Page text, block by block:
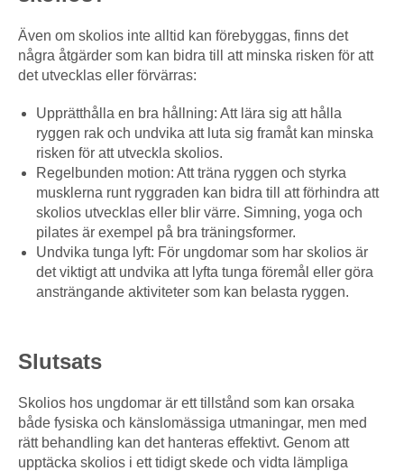
Även om skolios inte alltid kan förebyggas, finns det
några åtgärder som kan bidra till att minska risken för att
det utvecklas eller förvärras:
Upprätthålla en bra hållning: Att lära sig att hålla
ryggen rak och undvika att luta sig framåt kan minska
risken för att utveckla skolios.
Regelbunden motion: Att träna ryggen och styrka
musklerna runt ryggraden kan bidra till att förhindra att
skolios utvecklas eller blir värre. Simning, yoga och
pilates är exempel på bra träningsformer.
Undvika tunga lyft: För ungdomar som har skolios är
det viktigt att undvika att lyfta tunga föremål eller göra
ansträngande aktiviteter som kan belasta ryggen.
Slutsats
Skolios hos ungdomar är ett tillstånd som kan orsaka
både fysiska och känslomässiga utmaningar, men med
rätt behandling kan det hanteras effektivt. Genom att
upptäcka skolios i ett tidigt skede och vidta lämpliga